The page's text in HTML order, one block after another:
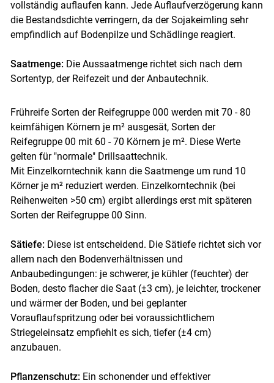
vollständig auflaufen kann. Jede Auflaufverzögerung kann
die Bestandsdichte verringern, da der Sojakeimling sehr
empfindlich auf Bodenpilze und Schädlinge reagiert.
Saatmenge: Die Aussaatmenge richtet sich nach dem
Sortentyp, der Reifezeit und der Anbautechnik.
Frühreife Sorten der Reifegruppe 000 werden mit 70 - 80
keimfähigen Körnern je m² ausgesät, Sorten der
Reifegruppe 00 mit 60 - 70 Körnern je m². Diese Werte
gelten für "normale" Drillsaattechnik.
Mit Einzelkorntechnik kann die Saatmenge um rund 10
Körner je m² reduziert werden. Einzelkorntechnik (bei
Reihenweiten >50 cm) ergibt allerdings erst mit späteren
Sorten der Reifegruppe 00 Sinn.
Sätiefe: Diese ist entscheidend. Die Sätiefe richtet sich vor
allem nach den Bodenverhältnissen und
Anbaubedingungen: je schwerer, je kühler (feuchter) der
Boden, desto flacher die Saat (±3 cm), je leichter, trockener
und wärmer der Boden, und bei geplanter
Vorauflaufspritzung oder bei voraussichtlichem
Striegeleinsatz empfiehlt es sich, tiefer (±4 cm)
anzubauen.
Pflanzenschutz:Ein schonender und effektiver